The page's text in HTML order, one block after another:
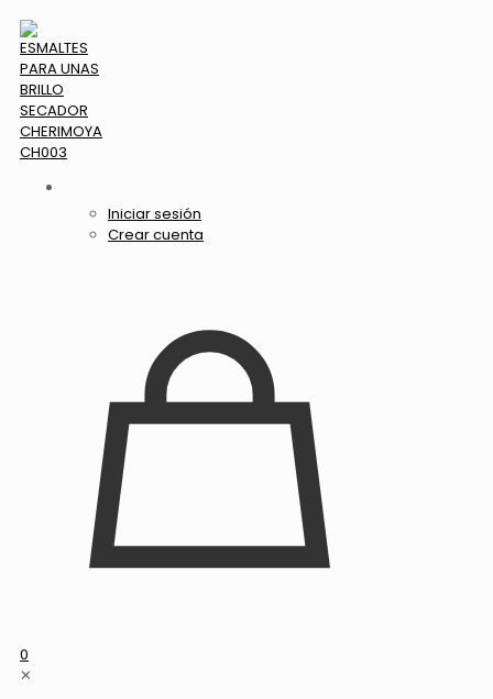
Iniciar sesión
Crear cuenta
0
✕